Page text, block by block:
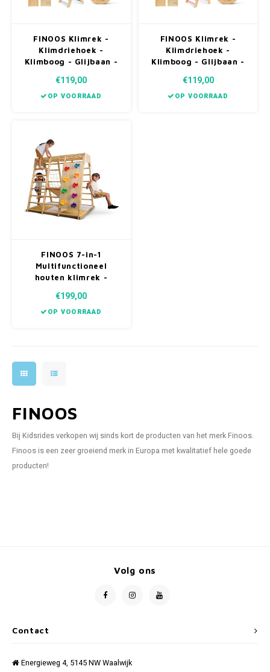
FINOOS Klimrek -
Klimdriehoek -
Klimboog - Glijbaan -
Speelgoed - incl.
kussen en Xylofoon
€119,00
OP VOORRAAD
FINOOS Klimrek -
Klimdriehoek -
Klimboog - Glijbaan -
Speelgoed - incl.
kussen en Xylofoon
€119,00
OP VOORRAAD
FINOOS 7-in-1
Multifunctioneel
houten klimrek -
Montessori - Houten
Speelgym
€199,00
OP VOORRAAD
FINOOS
Bij Kidsrides verkopen wij sinds kort de producten van het merk Finoos.
Finoos is een zeer groeiend merk in Europa met kwalitatief hele goede
producten!
Contact
Energieweg 4, 5145 NW Waalwijk
Volg ons